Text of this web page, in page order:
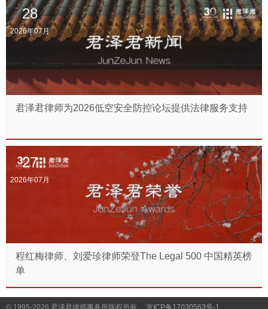
28
2026年07月
君泽君律师为2026低空安全防控论坛提供法律服务支持
27
2026年07月
程红梅律师、刘爱珍律师荣登The Legal 500 中国精英榜
单
© 1995-2026 君泽君律师事务所版权所有。 京ICP备17030563号-1